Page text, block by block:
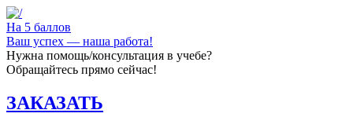
На 5 баллов
Ваш успех — наша работа!
Нужна помощь/консультация в учебе?
Обращайтесь прямо сейчас!
ЗАКАЗАТЬ